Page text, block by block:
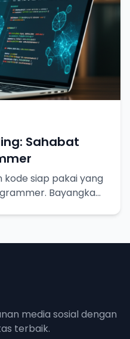
Sahabat
kode siap pakai yang
Bayangkan
media sosial dengan
terbaik.